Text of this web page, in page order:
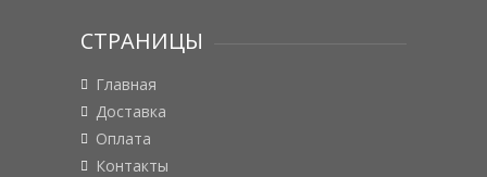
СТРАНИЦЫ
Главная
Доставка
Оплата
Контакты